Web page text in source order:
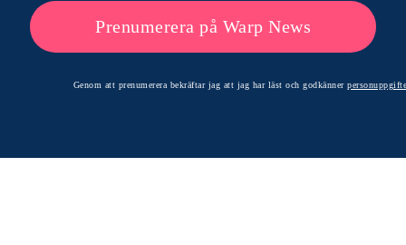
Prenumerera på Warp News
Genom att prenumerera bekräftar jag att jag har läst och godkänner